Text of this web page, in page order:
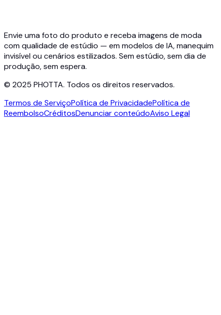
Contato
Envie uma foto do produto e receba imagens de moda
com qualidade de estúdio — em modelos de IA, manequim
invisível ou cenários estilizados. Sem estúdio, sem dia de
produção, sem espera.
© 2025 PHOTTA. Todos os direitos reservados.
Termos de ServiçoPolítica de PrivacidadePolítica de
ReembolsoCréditosDenunciar conteúdoAviso Legal